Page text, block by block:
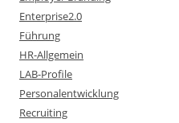
Enterprise2.0
Führung
HR-Allgemein
LAB-Profile
Personalentwicklung
Recruiting